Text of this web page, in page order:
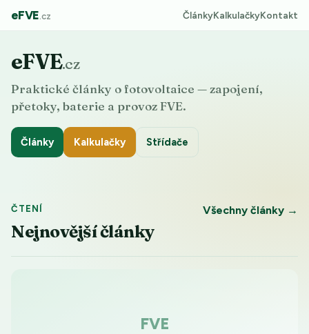
eFVE.cz ČlánkyKalkulačkyKontakt
eFVE.cz
Praktické články o fotovoltaice — zapojení,
přetoky, baterie a provoz FVE.
Články Kalkulačky Střídače
ČTENÍ
Nejnovější články
Všechny články →
FVE